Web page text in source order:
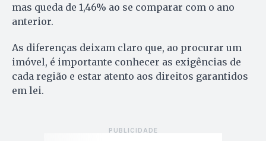
mas queda de 1,46% ao se comparar com o ano
anterior.
As diferenças deixam claro que, ao procurar um
imóvel, é importante conhecer as exigências de
cada região e estar atento aos direitos garantidos
em lei.